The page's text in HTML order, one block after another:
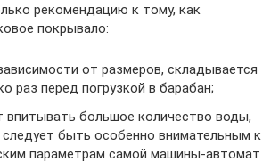
рекомендацию к тому, как
покрывало:
от размеров, складывается
раз перед погрузкой в барабан;
впитывать большое количество воды,
быть особенно внимательным к
параметрам самой машины-автомат